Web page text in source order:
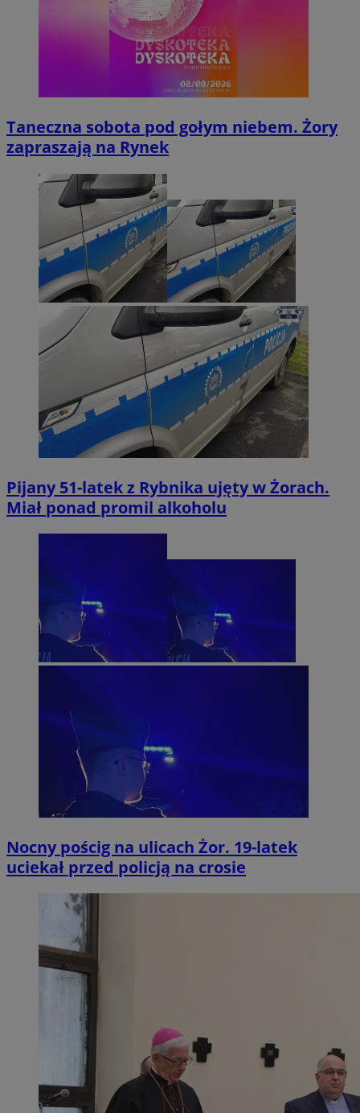
Taneczna sobota pod gołym niebem. Żory
zapraszają na Rynek
Pijany 51-latek z Rybnika ujęty w Żorach.
Miał ponad promil alkoholu
Nocny pościg na ulicach Żor. 19-latek
uciekał przed policją na crosie